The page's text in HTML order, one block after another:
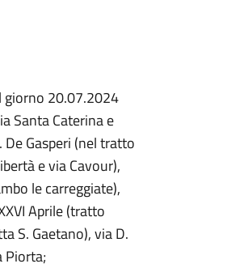
20.07.2024
Santa Caterina e
De Gasperi (nel tratto
e via Cavour),
le carreggiate),
Aprile (tratto
S. Gaetano), via D.
Piorta;